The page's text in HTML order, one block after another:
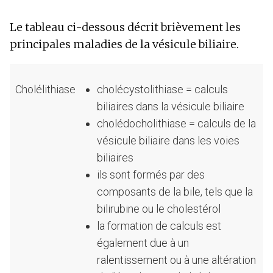
Le tableau ci-dessous décrit brièvement les
principales maladies de la vésicule biliaire.
Cholélithiase
cholécystolithiase = calculs
biliaires dans la vésicule biliaire
cholédocholithiase = calculs de la
vésicule biliaire dans les voies
biliaires
ils sont formés par des
composants de la bile, tels que la
bilirubine ou le cholestérol
la formation de calculs est
également due à un
ralentissement ou à une altération